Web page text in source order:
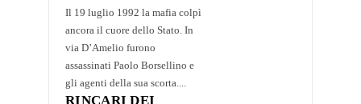
Il 19 luglio 1992 la mafia colpì
ancora il cuore dello Stato. In
via D’Amelio furono
assassinati Paolo Borsellino e
gli agenti della sua scorta....
RINCARI DEI